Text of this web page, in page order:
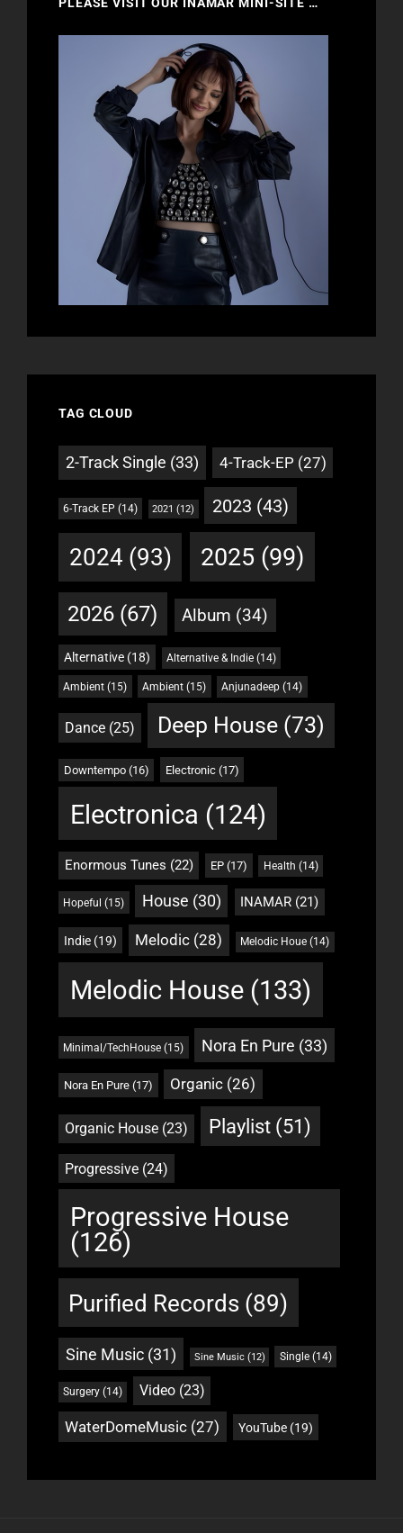
TAG CLOUD
2-Track Single (33) 4-Track-EP (27)
6-Track EP (14) 2021 (12) 2023 (43)
2024 (93) 2025 (99)
2026 (67) Album (34)
Alternative (18) Alternative & Indie(14)
Ambient (15) Ambient (15) Anjunadeep (14)
Dance (25) Deep House(73)
Downtempo(16) Electronic(17)
Electronica (124)
Enormous Tunes (22) EP (17) Health (14)
Hopeful (15) House (30) INAMAR (21)
Indie (19) Melodic (28) Melodic Houe (14)
Melodic House(133)
Minimal/TechHouse (15) Nora En Pure (33)
Nora En Pure(17) Organic (26)
Organic House(23) Playlist (51)
Progressive(24)
Progressive House
(126)
Purified Records (89)
Sine Music(31) Sine Music(12) Single(14)
Surgery (14) Video(23)
WaterDomeMusic (27) YouTube (19)